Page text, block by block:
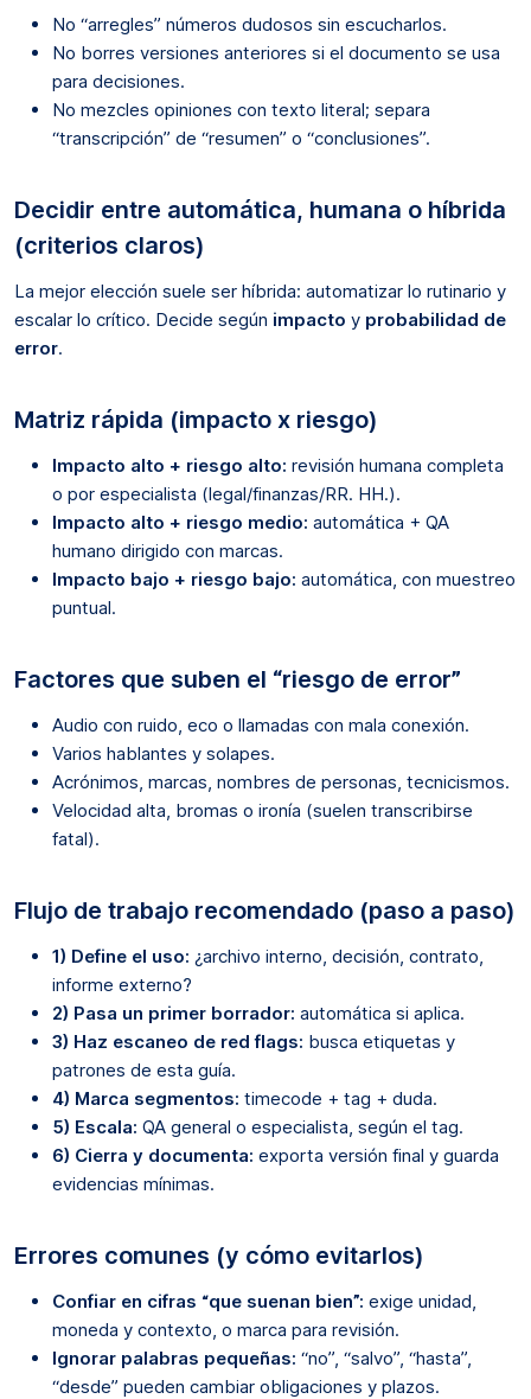
No “arregles” números dudosos sin escucharlos.
No borres versiones anteriores si el documento se usa
para decisiones.
No mezcles opiniones con texto literal; separa
“transcripción” de “resumen” o “conclusiones”.
Decidir entre automática, humana o híbrida
(criterios claros)
La mejor elección suele ser híbrida: automatizar lo rutinario y
escalar lo crítico. Decide según impacto y probabilidad de
error.
Matriz rápida (impacto x riesgo)
Impacto alto + riesgo alto: revisión humana completa
o por especialista (legal/finanzas/RR. HH.).
Impacto alto + riesgo medio: automática + QA
humano dirigido con marcas.
Impacto bajo + riesgo bajo: automática, con muestreo
puntual.
Factores que suben el “riesgo de error”
Audio con ruido, eco o llamadas con mala conexión.
Varios hablantes y solapes.
Acrónimos, marcas, nombres de personas, tecnicismos.
Velocidad alta, bromas o ironía (suelen transcribirse
fatal).
Flujo de trabajo recomendado (paso a paso)
1) Define el uso: ¿archivo interno, decisión, contrato,
informe externo?
2) Pasa un primer borrador: automática si aplica.
3) Haz escaneo de red flags: busca etiquetas y
patrones de esta guía.
4) Marca segmentos: timecode + tag + duda.
5) Escala: QA general o especialista, según el tag.
6) Cierra y documenta: exporta versión final y guarda
evidencias mínimas.
Errores comunes (y cómo evitarlos)
Confiar en cifras “que suenan bien”: exige unidad,
moneda y contexto, o marca para revisión.
Ignorar palabras pequeñas: “no”, “salvo”, “hasta”,
“desde” pueden cambiar obligaciones y plazos.